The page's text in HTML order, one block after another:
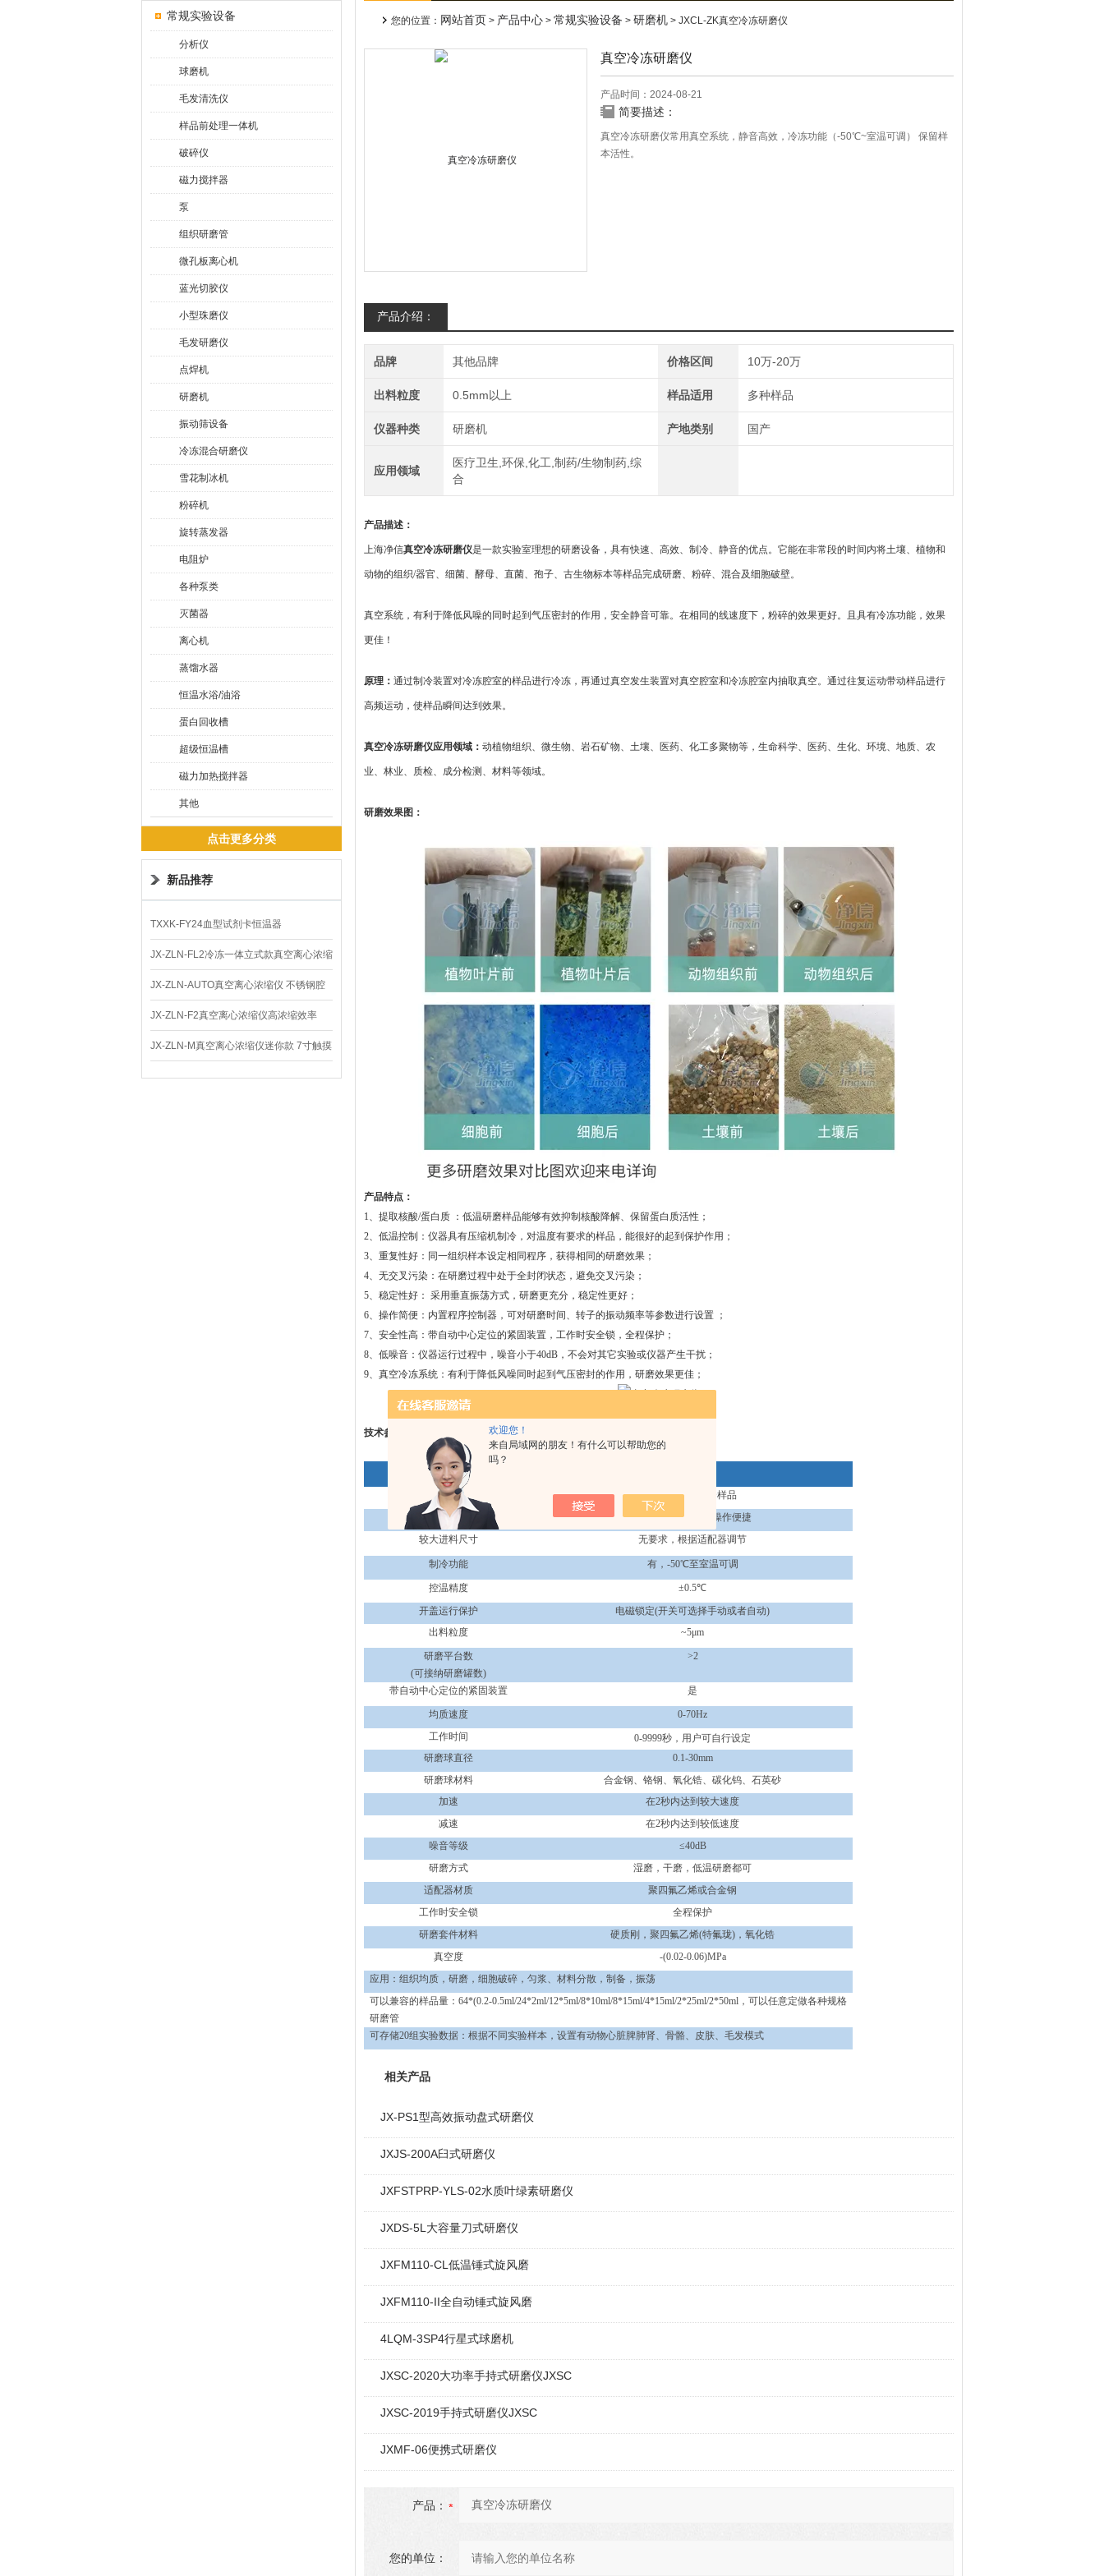
欢迎您！
来自局域网的朋友！有什么可以帮助您的
吗？
常规实验设备
分析仪
球磨机
毛发清洗仪
样品前处理一体机
破碎仪
磁力搅拌器
泵
组织研磨管
微孔板离心机
蓝光切胶仪
小型珠磨仪
毛发研磨仪
点焊机
研磨机
振动筛设备
冷冻混合研磨仪
雪花制冰机
粉碎机
旋转蒸发器
电阻炉
各种泵类
灭菌器
离心机
蒸馏水器
恒温水浴/油浴
蛋白回收槽
超级恒温槽
磁力加热搅拌器
其他
点击更多分类
新品推荐
TXXK-FY24血型试剂卡恒温器
JX-ZLN-FL2冷冻一体立式款真空离心浓缩
仪 低温功能
JX-ZLN-AUTO真空离心浓缩仪 不锈钢腔
体
JX-ZLN-F2真空离心浓缩仪高浓缩效率
JX-ZLN-M真空离心浓缩仪迷你款 7寸触摸
屏
您的位置： 网站首页 > 产品中心 > 常规实验设备 > 研磨机 > JXCL-ZK真空冷冻研磨仪
真空冷冻研磨仪
产品时间：2024-08-21
简要描述：
真空冷冻研磨仪常用真空系统，静音高效，冷冻功能（-50℃~室温可调） 保留样
本活性。
产品介绍：
品牌 其他品牌 价格区间 10万-20万
出料粒度 0.5mm以上 样品适用 多种样品
仪器种类 研磨机 产地类别 国产
应用领域
医疗卫生,环保,化工,制药/生物制药,综
合
产品描述：
上海净信真空冷冻研磨仪是一款实验室理想的研磨设备，具有快速、高效、制冷、静音的优点。它能在非常段的时间内将土壤、植物和
动物的组织/器官、细菌、酵母、直菌、孢子、古生物标本等样品完成研磨、粉碎、混合及细胞破壁。
真空系统，有利于降低风噪的同时起到气压密封的作用，安全静音可靠。在相同的线速度下，粉碎的效果更好。且具有冷冻功能，效果
更佳！
原理： 通过制冷装置对冷冻腔室的样品进行冷冻，再通过真空发生装置对真空腔室和冷冻腔室内抽取真空。通过往复运动带动样品进行
高频运动，使样品瞬间达到效果。
真空冷冻研磨仪应用领域： 动植物组织、微生物、岩石矿物、土壤、医药、化工多聚物等，生命科学、医药、生化、环境、地质、农
业、林业、质检、成分检测、材料等领域。
研磨效果图：
产品特点：
1、提取核酸/蛋白质 ：低温研磨样品能够有效抑制核酸降解、保留蛋白质活性；
2、低温控制：仪器具有压缩机制冷，对温度有要求的样品，能很好的起到保护作用；
3、重复性好：同一组织样本设定相同程序，获得相同的研磨效果；
4、无交叉污染：在研磨过程中处于全封闭状态，避免交叉污染；
5、稳定性好： 采用垂直振荡方式，研磨更充分，稳定性更好；
6、操作简便：内置程序控制器，可对研磨时间、转子的振动频率等参数进行设置 ；
7、安全性高：带自动中心定位的紧固装置，工作时安全锁，全程保护；
8、低噪音：仪器运行过程中，噪音小于40dB，不会对其它实验或仪器产生干扰；
9、真空冷冻系统：有利于降低风噪同时起到气压密封的作用，研磨效果更佳；
技术参数：
主要参数
秒内较大处理量 可同时处理
个样品
寸触摸屏显示
人性化交互设计，操作便捷
较大进料尺寸
无要求，根据适配器调节
制冷功能 有， -50℃至室温可调
控温精度 ±0.5℃
开盖运行保护
电磁锁定(开关可选择手动或者自动)
出料粒度
~5μm
研磨平台数
(可接纳研磨罐数)
>2
带自动中心定位的紧固装置 是
均质速度
0-70Hz
工作时间
0-9999秒，用户可自行设定
研磨球直径
0.1-30mm
研磨球材料
合金钢、铬钢、氧化锆、碳化钨、石英砂
加速
在2秒内达到较大速度
减速
在2秒内达到较低速度
噪音等级
≤40dB
研磨方式
湿磨，干磨，低温研磨都可
适配器材质
聚四氟乙烯或合金钢
工作时安全锁
全程保护
研磨套件材料
硬质刚，聚四氟乙烯(特氟珑)， 氧化锆
真空度
-(0.02-0.06)MPa
应用：组织均质，研磨，细胞破碎，匀浆、材料分散，制备，振荡
可以兼容的样品量： 64*(0.2-0.5ml/24*2ml/12*5ml/8*10ml/8*15ml/4*15ml/2*25ml/2*50ml ，可以任意定做各种规格
研磨管
可存储20组实验数据：根据不同实验样本，设置有动物心脏脾肺肾、骨骼、皮肤、毛发模式
相关产品
JX-PS1型高效振动盘式研磨仪
JXJS-200A臼式研磨仪
JXFSTPRP-YLS-02水质叶绿素研磨仪
JXDS-5L大容量刀式研磨仪
JXFM110-CL低温锤式旋风磨
JXFM110-II全自动锤式旋风磨
4LQM-3SP4行星式球磨机
JXSC-2020大功率手持式研磨仪JXSC
JXSC-2019手持式研磨仪JXSC
JXMF-06便携式研磨仪
产品：
您的单位：